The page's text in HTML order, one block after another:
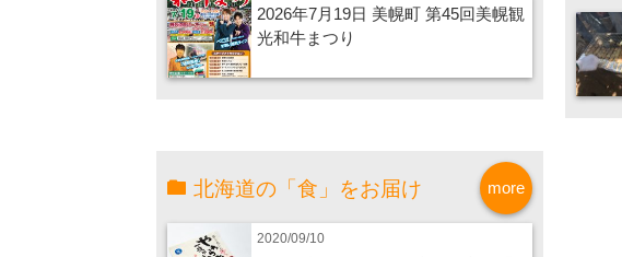
2026年7月19日 美幌町 第45回美幌観
光和牛まつり
more
北海道の「食」をお届け
2020/09/10